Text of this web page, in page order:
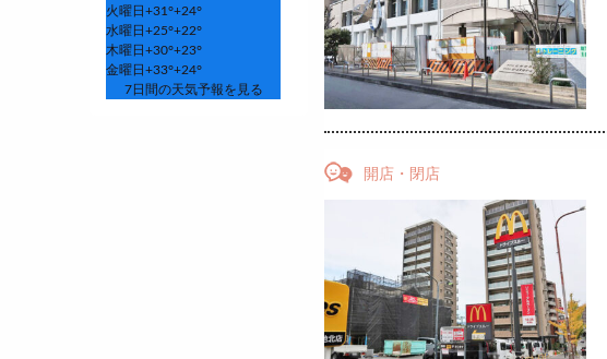
開店・閉店
火曜日 +31°+24°
水曜日 +25°+22°
木曜日 +30°+23°
金曜日 +33°+24°
7日間の天気予報を見る